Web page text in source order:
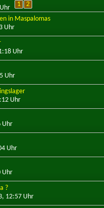
1
2
in Maspalomas
Uhr
Uhr
Uhr
Uhr
Uhr
Uhr
Uhr
?
12:57 Uhr